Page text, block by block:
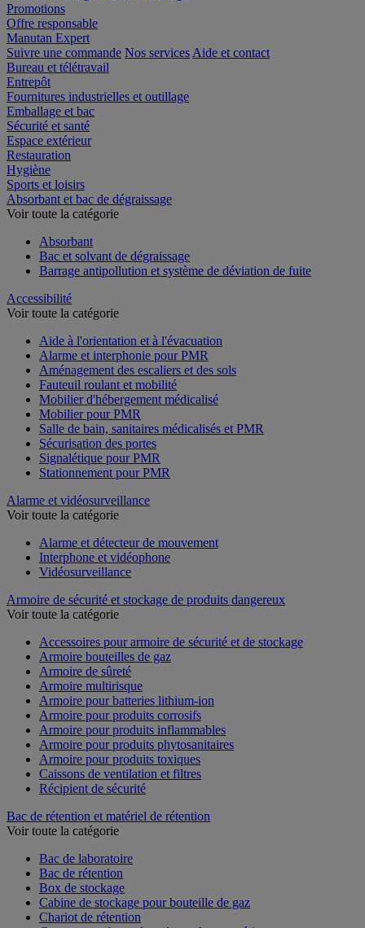
Promotions
Offre responsable
Manutan Expert
Suivre une commande Nos services Aide et contact
Bureau et télétravail
Entrepôt
Fournitures industrielles et outillage
Emballage et bac
Sécurité et santé
Espace extérieur
Restauration
Hygiène
Sports et loisirs
Absorbant et bac de dégraissage
Voir toute la catégorie
Absorbant
Bac et solvant de dégraissage
Barrage antipollution et système de déviation de fuite
Accessibilité
Voir toute la catégorie
Aide à l'orientation et à l'évacuation
Alarme et interphonie pour PMR
Aménagement des escaliers et des sols
Fauteuil roulant et mobilité
Mobilier d'hébergement médicalisé
Mobilier pour PMR
Salle de bain, sanitaires médicalisés et PMR
Sécurisation des portes
Signalétique pour PMR
Stationnement pour PMR
Alarme et vidéosurveillance
Voir toute la catégorie
Alarme et détecteur de mouvement
Interphone et vidéophone
Vidéosurveillance
Armoire de sécurité et stockage de produits dangereux
Voir toute la catégorie
Accessoires pour armoire de sécurité et de stockage
Armoire bouteilles de gaz
Armoire de sûreté
Armoire multirisque
Armoire pour batteries lithium-ion
Armoire pour produits corrosifs
Armoire pour produits inflammables
Armoire pour produits phytosanitaires
Armoire pour produits toxiques
Caissons de ventilation et filtres
Récipient de sécurité
Bac de rétention et matériel de rétention
Voir toute la catégorie
Bac de laboratoire
Bac de rétention
Box de stockage
Cabine de stockage pour bouteille de gaz
Chariot de rétention